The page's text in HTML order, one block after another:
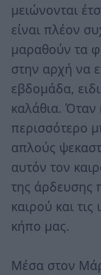
μειώνονται
είναι πλέον
μαραθούν τα
στην αρχή να
εβδομάδα,
καλάθια. Όταν
περισσότερο
απλούς
αυτόν τον
της άρδευσης
καιρού και
κήπο μας.
Μέσα στον